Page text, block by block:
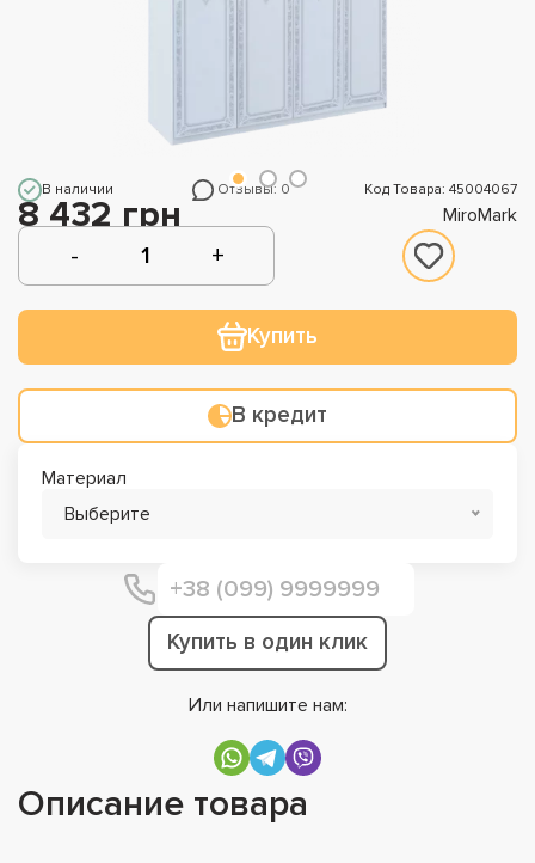
В наличии Отзывы: 0 Код Товара: 45004067
8 432 грн MiroMark
Купить
В кредит
Материал
Выберите
Купить в один клик
Или напишите нам:
Описание товара